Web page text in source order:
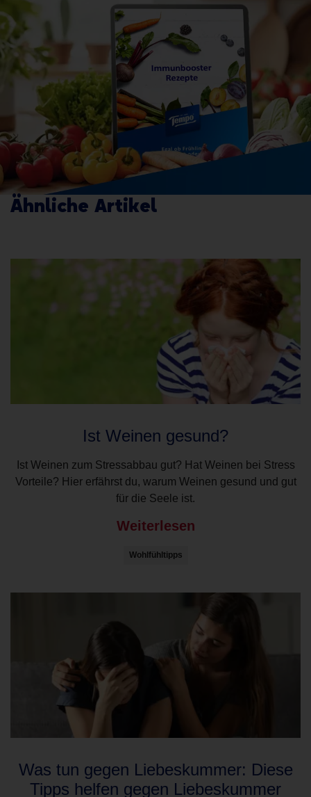
Ähnliche Artikel
Ist Weinen gesund?
Ist Weinen zum Stressabbau gut? Hat Weinen bei Stress
Vorteile? Hier erfährst du, warum Weinen gesund und gut
für die Seele ist.
Weiterlesen
Wohlfühltipps
Was tun gegen Liebeskummer: Diese
Tipps helfen gegen Liebeskummer